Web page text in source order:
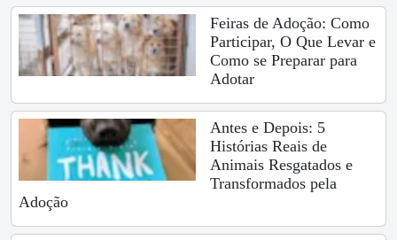
Feiras de Adoção: Como
Participar, O Que Levar e
Como se Preparar para
Adotar
Antes e Depois: 5
Histórias Reais de
Animais Resgatados e
Transformados pela
Adoção